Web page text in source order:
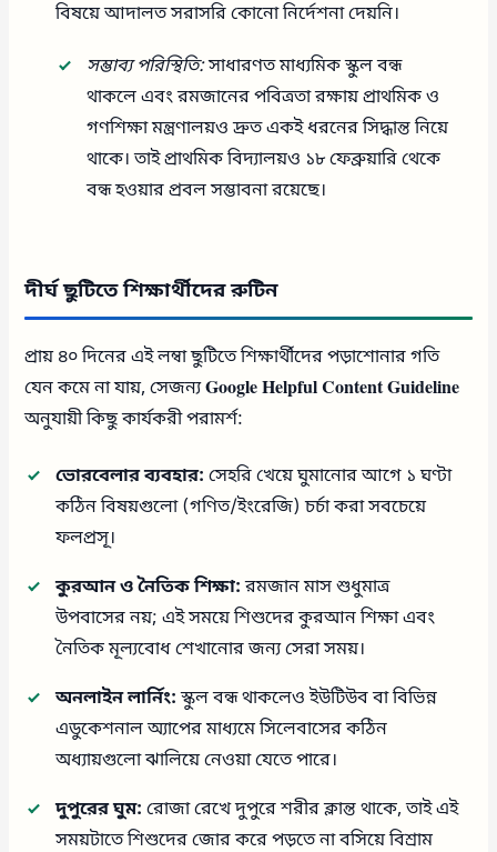
বিষয়ে আদালত সরাসরি কোনো নির্দেশনা দেয়নি।
সম্ভাব্য পরিস্থিতি:সাধারণত মাধ্যমিক স্কুল বন্ধ
থাকলে এবং রমজানের পবিত্রতা রক্ষায় প্রাথমিক ও
গণশিক্ষা মন্ত্রণালয়ও দ্রুত একই ধরনের সিদ্ধান্ত নিয়ে
থাকে। তাই প্রাথমিক বিদ্যালয়ও ১৮ ফেব্রুয়ারি থেকে
বন্ধ হওয়ার প্রবল সম্ভাবনা রয়েছে।
দীর্ঘ ছুটিতে শিক্ষার্থীদের রুটিন
প্রায় ৪০ দিনের এই লম্বা ছুটিতে শিক্ষার্থীদের পড়াশোনার গতি
যেন কমে না যায়, সেজন্যGoogle Helpful Content Guideline
অনুযায়ী কিছু কার্যকরী পরামর্শ:
ভোরবেলার ব্যবহার: সেহরি খেয়ে ঘুমানোর আগে ১ ঘণ্টা
কঠিন বিষয়গুলো (গণিত/ইংরেজি) চর্চা করা সবচেয়ে
ফলপ্রসূ।
কুরআন ও নৈতিক শিক্ষা:রমজান মাস শুধুমাত্র
উপবাসের নয়; এই সময়ে শিশুদের কুরআন শিক্ষা এবং
নৈতিক মূল্যবোধ শেখানোর জন্য সেরা সময়।
অনলাইন লার্নিং:স্কুল বন্ধ থাকলেও ইউটিউব বা বিভিন্ন
এডুকেশনাল অ্যাপের মাধ্যমে সিলেবাসের কঠিন
অধ্যায়গুলো ঝালিয়ে নেওয়া যেতে পারে।
দুপুরের ঘুম: রোজা রেখে দুপুরে শরীর ক্লান্ত থাকে, তাই এই
সময়টাতে শিশুদের জোর করে পড়তে না বসিয়ে বিশ্রাম